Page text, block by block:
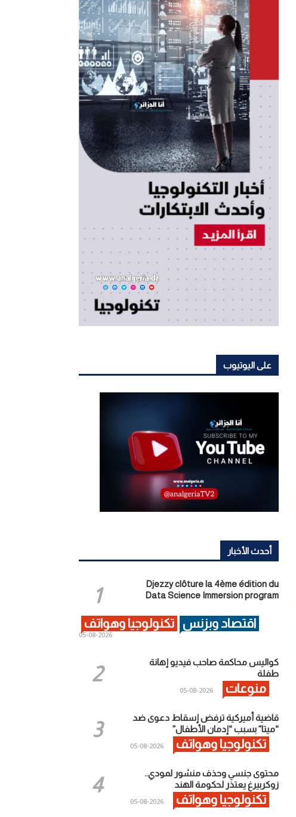
على اليوتيوب
أحدث الأخبار
Djezzy clôture la 4ème édition du
Data Science Immersion program
اقتصاد وبزنس تكنولوجيا وهواتف
2026-08-05
كواليس محاكمة صاحب فيديو إهانة
طفلة
منوعات 2026-08-05
قاضية أميركية ترفض إسقاط دعوى ضد
“ميتا” بسبب “إدمان الأطفال”
تكنولوجيا وهواتف 2026-08-05
محتوى جنسي وحذف منشور لمودي..
زوكربيرغ يعتذر لحكومة الهند
تكنولوجيا وهواتف 2026-08-05